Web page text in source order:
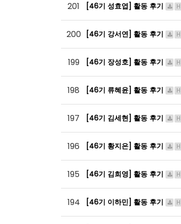
201 [46기 성효엽] 활동 후기 H
200 [46기 강서연] 활동 후기 H
199 [46기 장성호] 활동 후기 H
198 [46기 류혜윤] 활동 후기 H
197 [46기 김세현] 활동 후기 H
196 [46기 황지은] 활동 후기 H
195 [46기 김희영] 활동 후기 H
194 [46기 이하민] 활동 후기 H